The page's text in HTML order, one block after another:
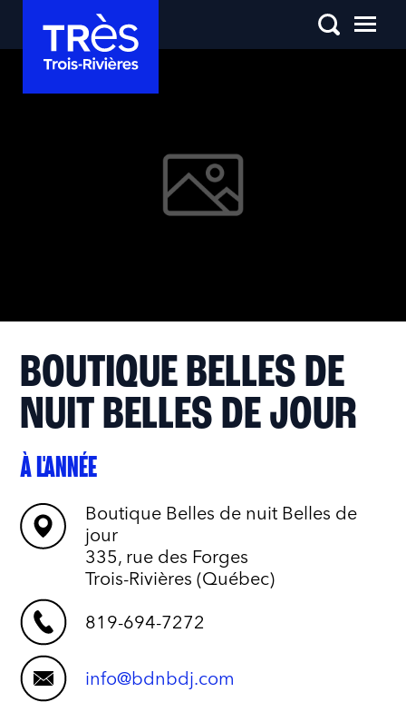
BOUTIQUE BELLES DE
NUIT BELLES DE JOUR
À L'ANNÉE
Boutique Belles de nuit Belles de
jour
335, rue des Forges
Trois-Rivières (Québec)
819-694-7272
info@bdnbdj.com